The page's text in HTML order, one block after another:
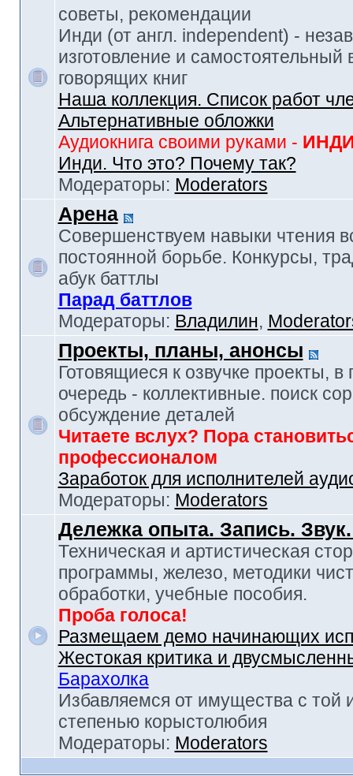
советы, рекомендации
Инди (от англ. independent) -
изготовление и самостоятельный
говорящих книг
Наша коллекция. Список работ
Альтернативные обложки
Аудиокнига своими руками -
Инди. Что это? Почему так?
Модераторы: Moderators
Арена
Совершенствуем навыки чтения
постоянной борьбе. Конкурсы,
абук баттлы
Парад баттлов
Модераторы: Владилин,
Проекты, планы, анонсы
Готовящиеся к озвучке проекты, в
очередь - коллективные. поиск
обсуждение деталей
Читаете вслух? Пора
профессионалом
Заработок для исполнителей
Модераторы: Moderators
Дележка опыта. Запись.
Техническая и артистическая
программы, железо, методики
обработки, учебные пособия.
Проба голоса!
Размещаем демо начинающих
Жестокая критика и
Барахолка
Избавляемся от имущества с той
степенью корыстолюбия
Модераторы: Moderators